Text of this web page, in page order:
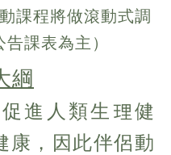
課程將做滾動式調
課表為主）
綱
進人類生理健
康，因此伴侶動